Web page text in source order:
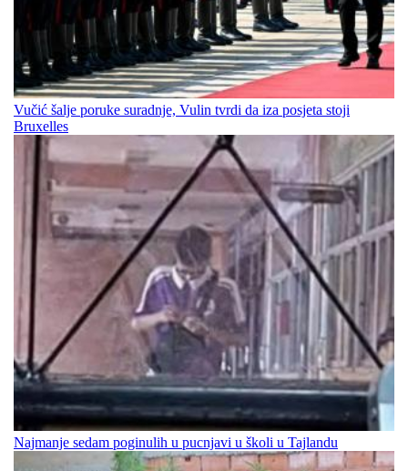
Vučić šalje poruke suradnje, Vulin tvrdi da iza posjeta stoji
Bruxelles
Najmanje sedam poginulih u pucnjavi u školi u Tajlandu